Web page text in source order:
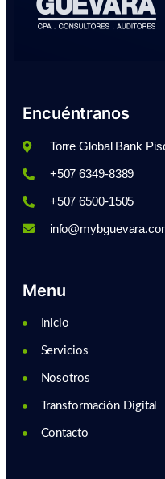
Encuéntranos
Torre Global Bank
+507 6349-8389
+507 6500-1505
Menu
Inicio
Servicios
Nosotros
Transformación Digital
Contacto